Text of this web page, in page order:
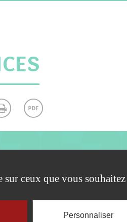
ceux que vous
Personnaliser